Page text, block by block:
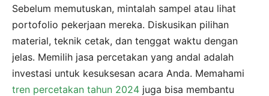
Sebelum memutuskan, mintalah sampel atau lihat
portofolio pekerjaan mereka. Diskusikan pilihan
material, teknik cetak, dan tenggat waktu dengan
jelas. Memilih jasa percetakan yang andal adalah
investasi untuk kesuksesan acara Anda. Memahami
tren percetakan tahun 2024 juga bisa membantu